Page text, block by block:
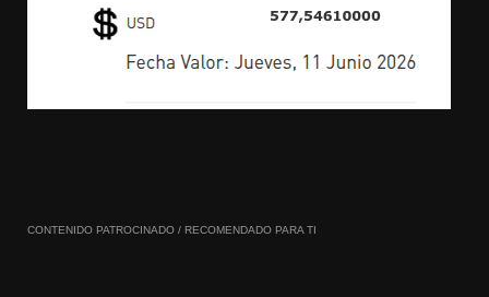
CONTENIDO PATROCINADO / RECOMENDADO PARA TI